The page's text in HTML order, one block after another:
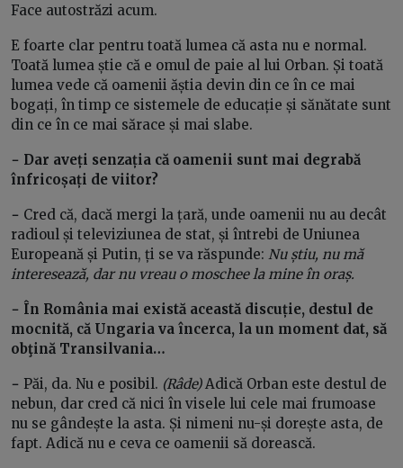
Face autostrăzi acum.
E foarte clar pentru toată lumea că asta nu e normal.
Toată lumea știe că e omul de paie al lui Orban. Și toată
lumea vede că oamenii ăștia devin din ce în ce mai
bogați, în timp ce sistemele de educație și sănătate sunt
din ce în ce mai sărace și mai slabe.
− Dar aveți senzația că oamenii sunt mai degrabă
înfricoșați de viitor?
− Cred că, dacă mergi la țară, unde oamenii nu au decât
radioul și televiziunea de stat, și întrebi de Uniunea
Europeană și Putin, ți se va răspunde: Nu știu, nu mă
interesează, dar nu vreau o moschee la mine în oraș.
− În România mai există această discuție, destul de
mocnită, că Ungaria va încerca, la un moment dat, să
obţină Transilvania…
− Păi, da. Nu e posibil. (Râde) Adică Orban este destul de
nebun, dar cred că nici în visele lui cele mai frumoase
nu se gândește la asta. Și nimeni nu-și dorește asta, de
fapt. Adică nu e ceva ce oamenii să dorească.